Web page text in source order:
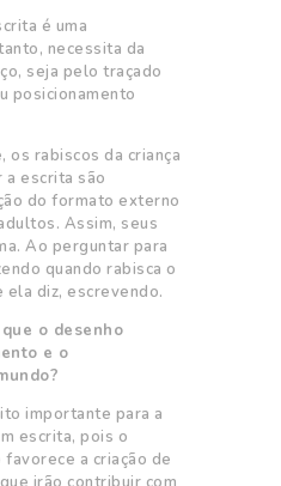
é uma
necessita da
seja pelo traçado
posicionamento
os rabiscos da criança
escrita são
do formato externo
Assim, seus
Ao perguntar para
quando rabisca o
diz, escrevendo.
o desenho
e o
importante para a
escrita, pois o
a criação de